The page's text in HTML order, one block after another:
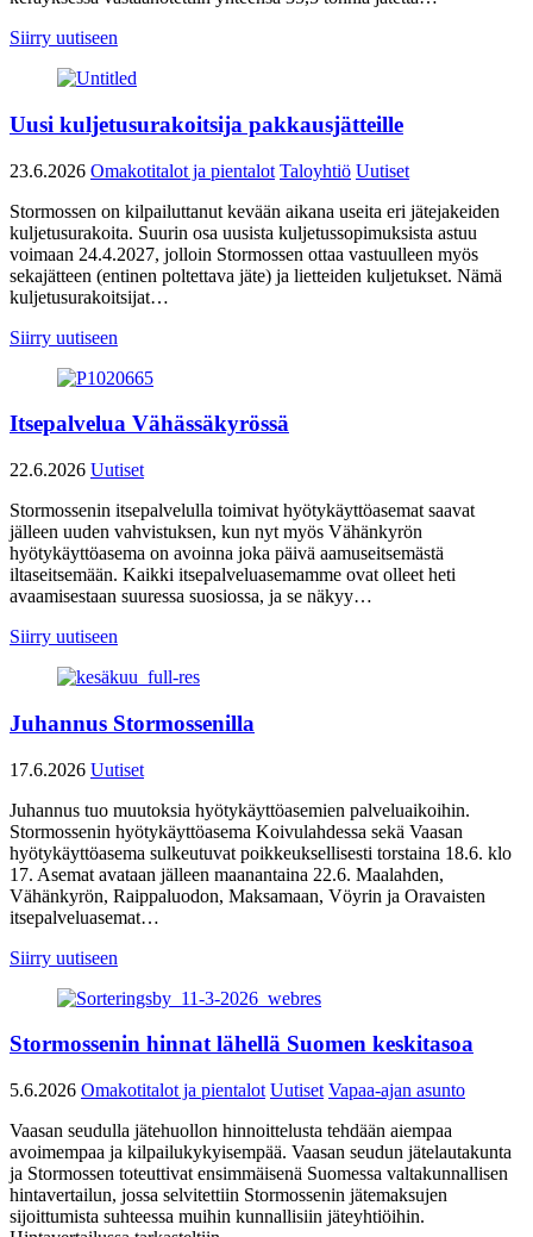
Siirry uutiseen
Uusi kuljetusurakoitsija pakkausjätteille
23.6.2026 Omakotitalot ja pientalot Taloyhtiö Uutiset
Stormossen on kilpailuttanut kevään aikana useita eri jätejakeiden
kuljetusurakoita. Suurin osa uusista kuljetussopimuksista astuu
voimaan 24.4.2027, jolloin Stormossen ottaa vastuulleen myös
sekajätteen (entinen poltettava jäte) ja lietteiden kuljetukset. Nämä
kuljetusurakoitsijat…
Siirry uutiseen
Itsepalvelua Vähässäkyrössä
22.6.2026 Uutiset
Stormossenin itsepalvelulla toimivat hyötykäyttöasemat saavat
jälleen uuden vahvistuksen, kun nyt myös Vähänkyrön
hyötykäyttöasema on avoinna joka päivä aamuseitsemästä
iltaseitsemään. Kaikki itsepalveluasemamme ovat olleet heti
avaamisestaan suuressa suosiossa, ja se näkyy…
Siirry uutiseen
Juhannus Stormossenilla
17.6.2026 Uutiset
Juhannus tuo muutoksia hyötykäyttöasemien palveluaikoihin.
Stormossenin hyötykäyttöasema Koivulahdessa sekä Vaasan
hyötykäyttöasema sulkeutuvat poikkeuksellisesti torstaina 18.6. klo
17. Asemat avataan jälleen maanantaina 22.6. Maalahden,
Vähänkyrön, Raippaluodon, Maksamaan, Vöyrin ja Oravaisten
itsepalveluasemat…
Siirry uutiseen
Stormossenin hinnat lähellä Suomen keskitasoa
5.6.2026 Omakotitalot ja pientalot Uutiset Vapaa-ajan asunto
Vaasan seudulla jätehuollon hinnoittelusta tehdään aiempaa
avoimempaa ja kilpailukykyisempää. Vaasan seudun jätelautakunta
ja Stormossen toteuttivat ensimmäisenä Suomessa valtakunnallisen
hintavertailun, jossa selvitettiin Stormossenin jätemaksujen
sijoittumista suhteessa muihin kunnallisiin jäteyhtiöihin.